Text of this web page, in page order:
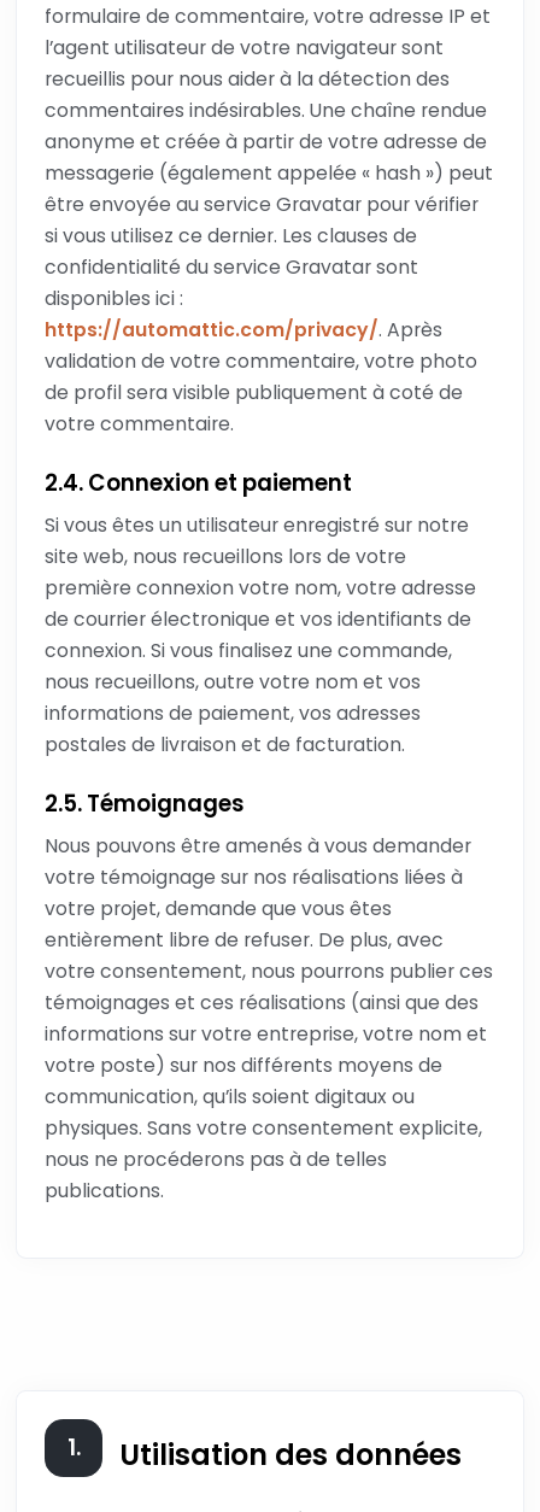
formulaire de commentaire, votre adresse IP et
l’agent utilisateur de votre navigateur sont
recueillis pour nous aider à la détection des
commentaires indésirables. Une chaîne rendue
anonyme et créée à partir de votre adresse de
messagerie (également appelée « hash ») peut
être envoyée au service Gravatar pour vérifier
si vous utilisez ce dernier. Les clauses de
confidentialité du service Gravatar sont
disponibles ici :
https://automattic.com/privacy/. Après
validation de votre commentaire, votre photo
de profil sera visible publiquement à coté de
votre commentaire.
2.4. Connexion et paiement
Si vous êtes un utilisateur enregistré sur notre
site web, nous recueillons lors de votre
première connexion votre nom, votre adresse
de courrier électronique et vos identifiants de
connexion. Si vous finalisez une commande,
nous recueillons, outre votre nom et vos
informations de paiement, vos adresses
postales de livraison et de facturation.
2.5. Témoignages
Nous pouvons être amenés à vous demander
votre témoignage sur nos réalisations liées à
votre projet, demande que vous êtes
entièrement libre de refuser. De plus, avec
votre consentement, nous pourrons publier ces
témoignages et ces réalisations (ainsi que des
informations sur votre entreprise, votre nom et
votre poste) sur nos différents moyens de
communication, qu’ils soient digitaux ou
physiques. Sans votre consentement explicite,
nous ne procéderons pas à de telles
publications.
1. Utilisation des données